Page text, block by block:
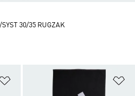
Op verlanglijst zetten
30/35 RUGZAK